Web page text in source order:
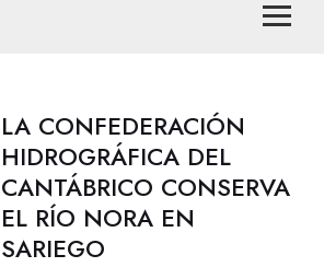
LA CONFEDERACIÓN
HIDROGRÁFICA DEL
CANTÁBRICO CONSERVA
EL RÍO NORA EN
SARIEGO